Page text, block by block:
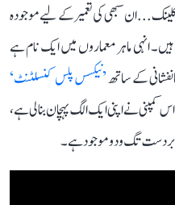
کلینک... ان سبھی کی تعمیر کے لیے موجودہ
انہی ماہر معماروں میں ایک نام ہے
کے ساتھ’نیکسس پلس کنسلٹنٹ‘
تھی۔ آج اس کمپنی نے اپنی ایک الگ پہچان بنا لی ہے،
زبردست تگ و دو موجود ہے۔